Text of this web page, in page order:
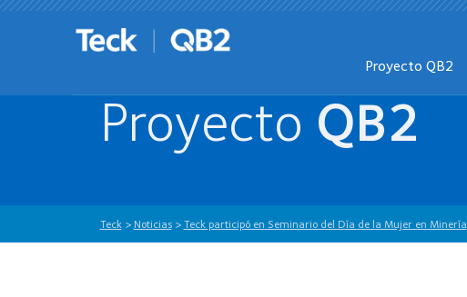
Proyecto QB2
Proyecto QB2
Teck> Noticias> Teck participó en Seminario del Día de la Mujer en Minería